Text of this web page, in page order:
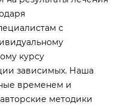
с
курсу
зависимых. Наша
временем и
методики